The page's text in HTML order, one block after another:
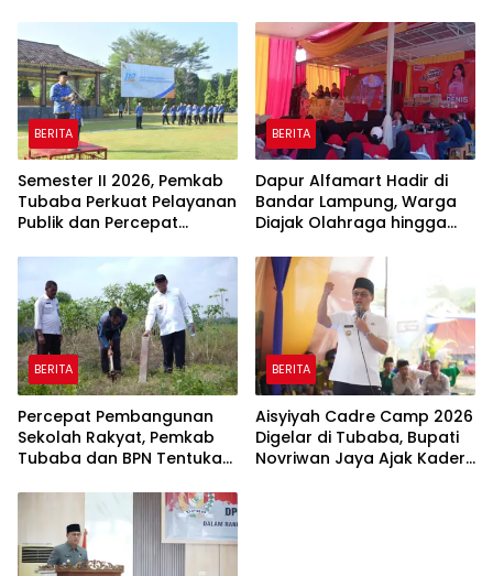
BERITA
Semester II 2026, Pemkab
Tubaba Perkuat Pelayanan
Publik dan Percepat
BERITA
Dapur Alfamart Hadir di
Bandar Lampung, Warga
Diajak Olahraga hingga
BERITA
Percepat Pembangunan
Sekolah Rakyat, Pemkab
Tubaba dan BPN Tentukan
BERITA
Aisyiyah Cadre Camp 2026
Digelar di Tubaba, Bupati
Novriwan Jaya Ajak Kader